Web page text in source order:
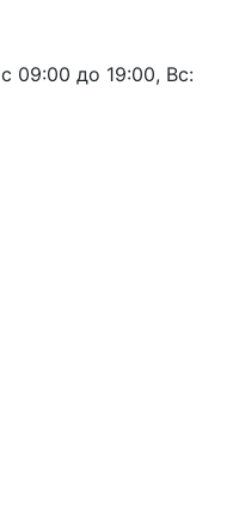
09:00 до 19:00, Вс: